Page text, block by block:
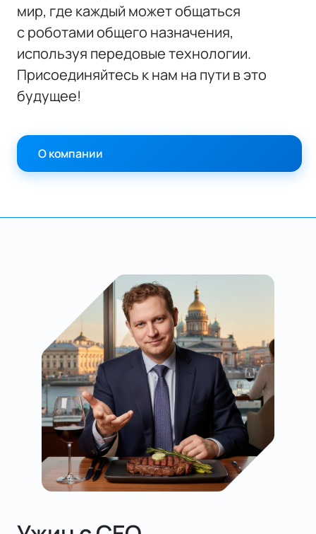
мир, где каждый может общаться
с роботами общего назначения,
используя передовые технологии.
Присоединяйтесь к нам на пути в это
будущее!
О компании